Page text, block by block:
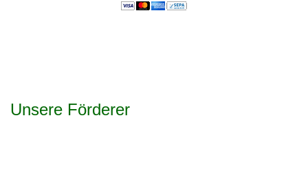
Unsere Förderer